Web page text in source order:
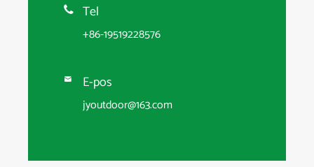
 Tel
+86-19519228576
 E-pos
jyoutdoor@163.com